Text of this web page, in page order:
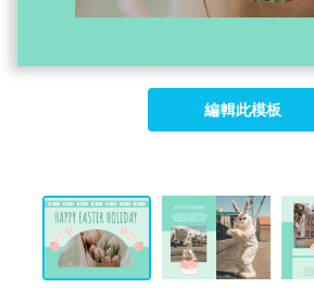
編輯此模板